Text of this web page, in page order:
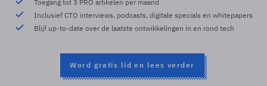
Toegang tot 3 PRO artikelen per maand
Inclusief CTO interviews, podcasts, digitale specials en whitepapers
Blijf up-to-date over de laatste ontwikkelingen in en rond tech
Word gratis lid en lees verder